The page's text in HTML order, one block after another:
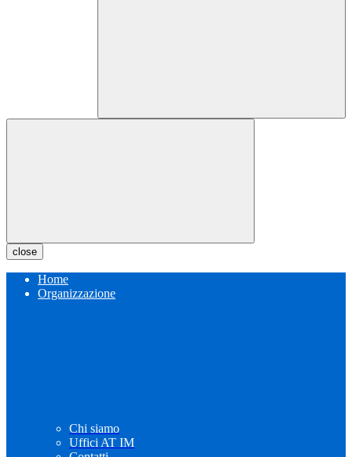
close
Home
Organizzazione
Chi siamo
Uffici AT IM